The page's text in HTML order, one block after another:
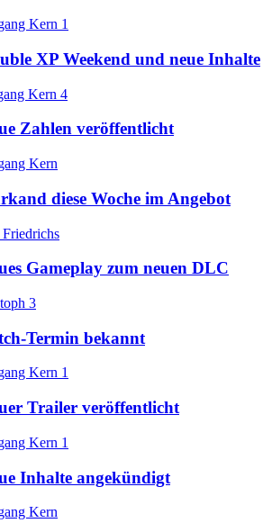
Kern 1
XP Weekend und neue Inhalte
Kern 4
Zahlen veröffentlicht
Kern
diese Woche im Angebot
Gameplay zum neuen DLC
3
Termin bekannt
Kern 1
Trailer veröffentlicht
Kern 1
Inhalte angekündigt
Kern